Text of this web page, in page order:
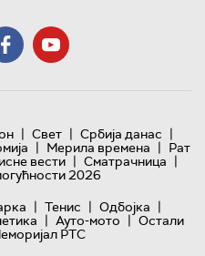
| Свет | Србија данас |
| Мерила времена | Рат
вести | Сматрачница |
2026
| Тенис | Одбојка |
| Ауто-мото | Остали
РТС